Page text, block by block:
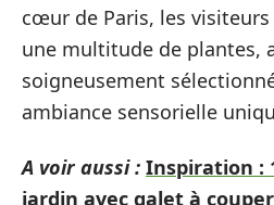
cœur de Paris, les
une multitude de plantes,
soigneusement
ambiance sensorielle
A voir aussi : Inspiration :
jardin avec galet à